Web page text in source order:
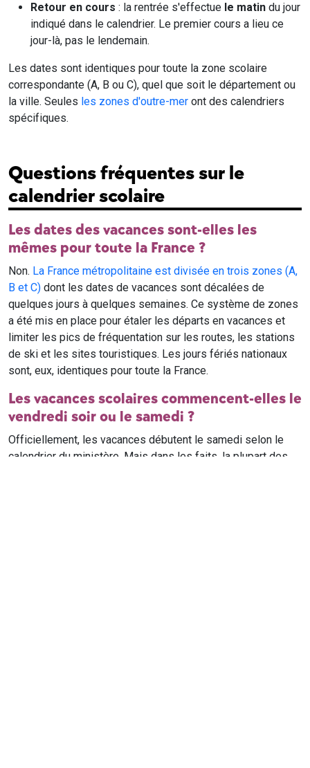
Retour en cours : la rentrée s'effectue le matin du jour
indiqué dans le calendrier. Le premier cours a lieu ce
jour-là, pas le lendemain.
Les dates sont identiques pour toute la zone scolaire
correspondante (A, B ou C), quel que soit le département ou
la ville. Seules les zones d'outre-mer ont des calendriers
spécifiques.
Questions fréquentes sur le
calendrier scolaire
Les dates des vacances sont-elles les
mêmes pour toute la France ?
Non. La France métropolitaine est divisée en trois zones (A,
B et C) dont les dates de vacances sont décalées de
quelques jours à quelques semaines. Ce système de zones
a été mis en place pour étaler les départs en vacances et
limiter les pics de fréquentation sur les routes, les stations
de ski et les sites touristiques. Les jours fériés nationaux
sont, eux, identiques pour toute la France.
Les vacances scolaires commencent-elles le
vendredi soir ou le samedi ?
Officiellement, les vacances débutent le samedi selon le
calendrier du ministère. Mais dans les faits, la plupart des